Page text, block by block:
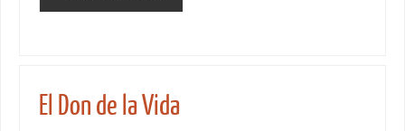
El Don de la Vida